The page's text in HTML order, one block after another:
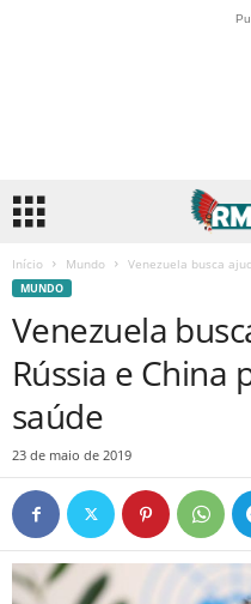
Início Mundo Venezuela busca
MUNDO
Venezuela
Rússia e China
saúde
23 de maio de 2019